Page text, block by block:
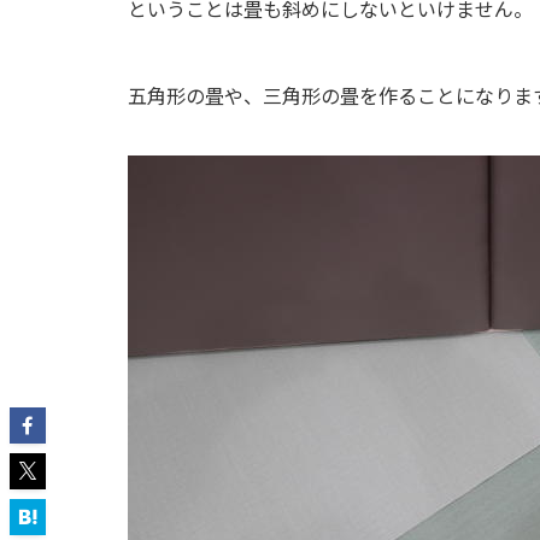
ということは畳も斜めにしないといけません。
五角形の畳や、三角形の畳を作ることになりま